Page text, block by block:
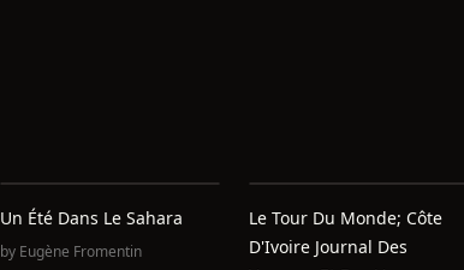
Un Été Dans Le Sahara
by Eugène Fromentin
Le Tour Du Monde; Côte
D'Ivoire Journal Des